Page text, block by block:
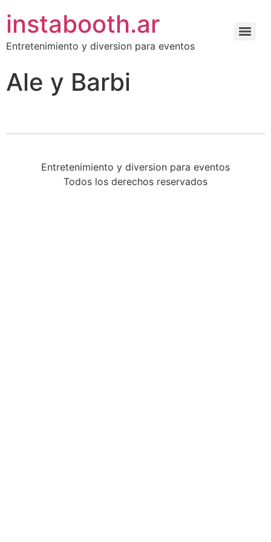
instabooth.ar
Entretenimiento y diversion para eventos
Ale y Barbi
Entretenimiento y diversion para eventos
Todos los derechos reservados